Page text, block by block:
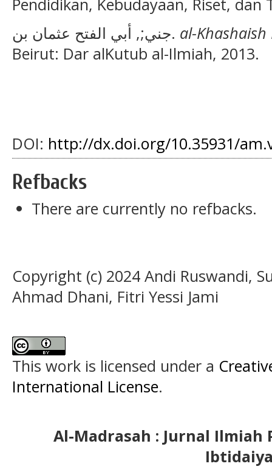
Pendidikan, Kebudayaan, Riset, dan
جني;, أبي الفتح عثمان بن. al-
Beirut: Dar alKutub al-Ilmiah, 2013.
DOI: http://dx.doi.org/10.35931/
Refbacks
There are currently no refbacks.
Copyright (c) 2024 Andi Ruswandi,
Ahmad Dhani, Fitri Yessi Jami
This work is licensed under a
International License.
Al-Madrasah : Jurnal Ilmiah